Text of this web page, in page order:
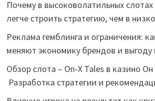
Почему в высоковолатильных
легче строить стратегию, чем в
Реклама гемблинга и ограничения:
меняют экономику брендов и выгоду
Обзор слота – On-X Tales в казино
Разработка стратегии и